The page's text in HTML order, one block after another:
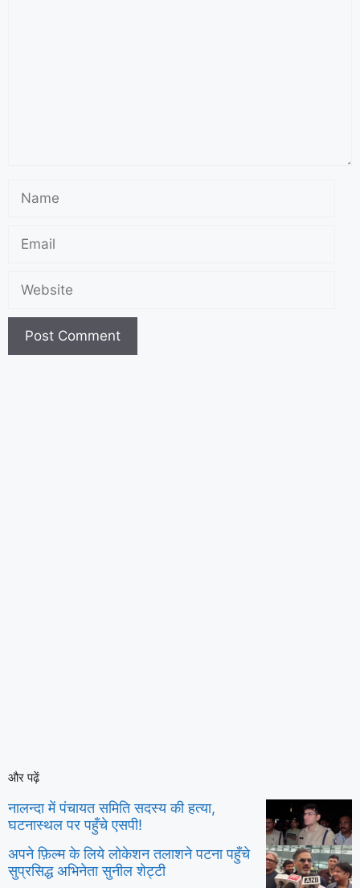
और पढ़ें
नालन्दा में पंचायत समिति सदस्य की हत्या,
घटनास्थल पर पहुँचे एसपी!
अपने फ़िल्म के लिये लोकेशन तलाशने पटना पहुँचे
सुप्रसिद्ध अभिनेता सुनील शेट्टी